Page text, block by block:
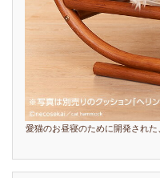
愛猫のお昼寝のために開発され